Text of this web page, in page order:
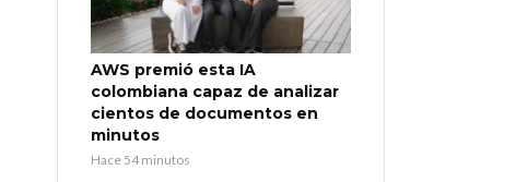
AWS premió esta IA
colombiana capaz de analizar
cientos de documentos en
minutos
Hace 54 minutos